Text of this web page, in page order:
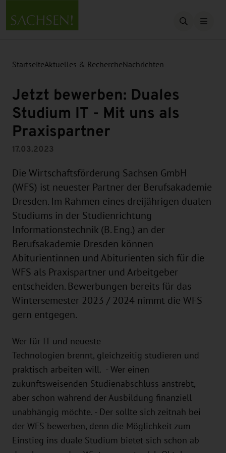
Suche
StartseiteAktuelles & RechercheNachrichten
Jetzt bewerben: Duales
Studium IT - Mit uns als
Praxispartner
17.03.2023
Die Wirtschaftsförderung Sachsen GmbH
(WFS) ist neuester Partner der Berufsakademie
Dresden. Im Rahmen eines dreijährigen dualen
Studiums in der Studienrichtung
Informationstechnik (B. Eng.) an der
Berufsakademie Dresden können
Abiturientinnen und Abiturienten sich für die
WFS als Praxispartner und Arbeitgeber
entscheiden. Bewerbungen bereits für das
Wintersemester 2023 / 2024 nimmt die WFS
gern entgegen.
Wer für IT und neueste
Technologien brennt, gleichzeitig studieren und
praktisch arbeiten will. - Wer einen
zukunftsweisenden Studienabschluss anstrebt,
aber schon während der Ausbildung finanziell
unabhängig möchte. - Der sollte sich zeitnah bei
der WFS bewerben, denn die Möglichkeit zum
Einstieg ins duale Studium bietet sich schon ab